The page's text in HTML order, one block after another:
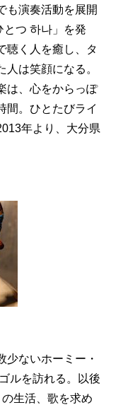
も演奏活動を展開
とつ 하나」を発
聴く人を癒し、タ
は笑顔になる。
は、心をからっぽ
間。ひとたびライ
年より、大分県
少ないホーミー・
ルを訪れる。以後
生活、歌を求め